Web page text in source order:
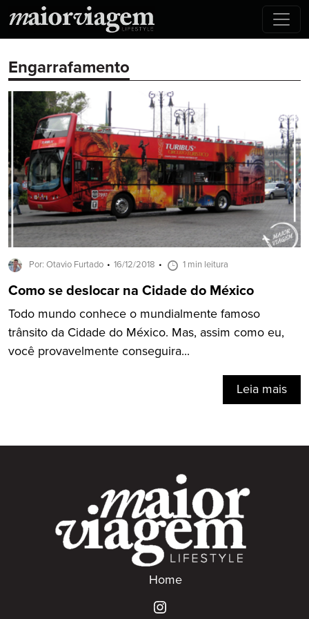
Engarrafamento
Por: Otavio Furtado 16/12/2018 1 min leitura
Como se deslocar na Cidade do México
Todo mundo conhece o mundialmente famoso
trânsito da Cidade do México. Mas, assim como eu,
você provavelmente conseguira...
Leia mais
Home